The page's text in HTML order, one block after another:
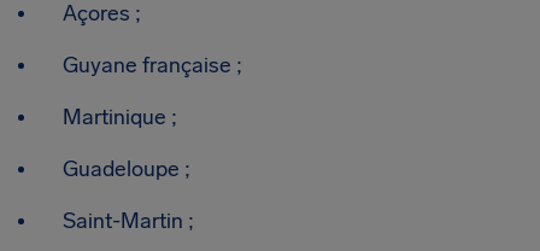
Açores ;
Guyane française ;
Martinique ;
Guadeloupe ;
Saint-Martin ;